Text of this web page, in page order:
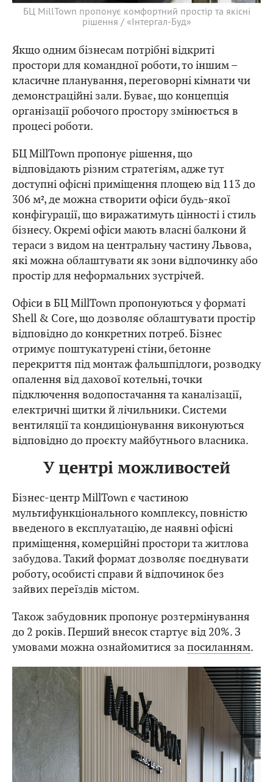
БЦ MillTown пропонує комфортний простір та якісні
рішення / «Інтергал-Буд»
Якщо одним бізнесам потрібні відкриті
простори для командної роботи, то іншим –
класичне планування, переговорні кімнати чи
демонстраційні зали. Буває, що концепція
організації робочого простору змінюється в
процесі роботи.
БЦ MillTown пропонує рішення, що
відповідають різним стратегіям, адже тут
доступні офісні приміщення площею від 113 до
306 м², де можна створити офіси будь-якої
конфігурації, що виражатимуть цінності і стиль
бізнесу. Окремі офіси мають власні балкони й
тераси з видом на центральну частину Львова,
які можна облаштувати як зони відпочинку або
простір для неформальних зустрічей.
Офіси в БЦ MillTown пропонуються у форматі
Shell & Core, що дозволяє облаштувати простір
відповідно до конкретних потреб. Бізнес
отримує поштукатурені стіни, бетонне
перекриття під монтаж фальшпідлоги, розводку
опалення від дахової котельні, точки
підключення водопостачання та каналізації,
електричні щитки й лічильники. Системи
вентиляції та кондиціонування виконуються
відповідно до проєкту майбутнього власника.
У центрі можливостей
Бізнес-центр MillTown є частиною
мультифункціонального комплексу, повністю
введеного в експлуатацію, де наявні офісні
приміщення, комерційні простори та житлова
забудова. Такий формат дозволяє поєднувати
роботу, особисті справи й відпочинок без
зайвих переїздів містом.
Також забудовник пропонує розтермінування
до 2 років. Перший внесок стартує від 20%. З
умовами можна ознайомитися запосиланням.